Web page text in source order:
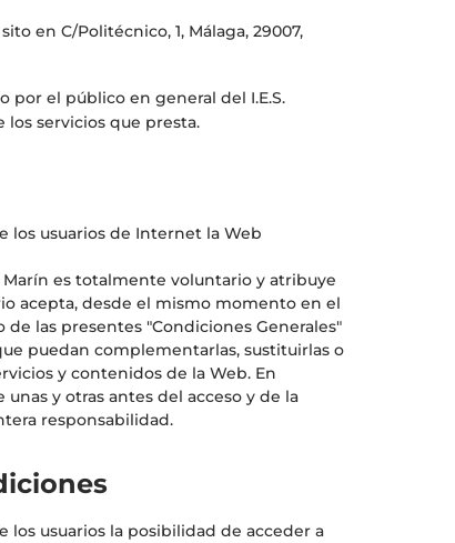
en C/Politécnico, 1, Málaga, 29007,
el público en general del I.E.S.
los servicios que presta.
los usuarios de Internet la Web
Marín es totalmente voluntario y atribuye
acepta, desde el mismo momento en el
las presentes "Condiciones Generales"
puedan complementarlas, sustituirlas o
y contenidos de la Web. En
y otras antes del acceso y de la
responsabilidad.
los usuarios la posibilidad de acceder a